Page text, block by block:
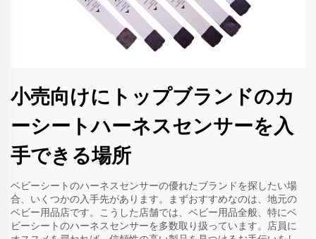
小売向けにトップブランドのカ
ーシートハーネスセンサーを入
手できる場所
ベビーシートのハーネスセンサーの優れたブランドを探したい場
合、いくつかの入手先があります。まずおすすめなのは、地元の
ベビー用品店です。こうした店舗では、ベビー用品全般、特にベ
ビーシートのハーネスセンサーを多数取り扱っています。店員に